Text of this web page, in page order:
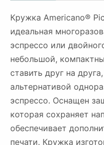
Кружка Americano®
идеальная
эспрессо или
небольшой,
ставить друг на
альтернативой
эспрессо. Оснащен
которая сохраняет
обеспечивает
печати. Кружка